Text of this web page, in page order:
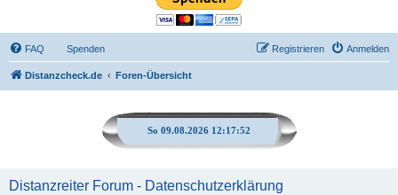
FAQ Spenden Anmelden
Registrieren
Distanzcheck.de Foren-Übersicht
So 09.08.2026 12:17:53
Distanzreiter Forum - Datenschutzerklärung